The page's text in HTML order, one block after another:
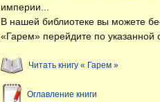
империи...
В нашей библиотеке вы можете
«Гарем» перейдите по указанной
Читать книгу « Гарем »
Оглавление книги